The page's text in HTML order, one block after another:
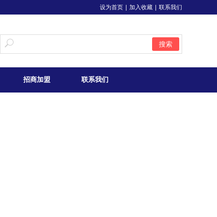
搜索
设为首页 加入收藏 联系我们
招商加盟 联系我们